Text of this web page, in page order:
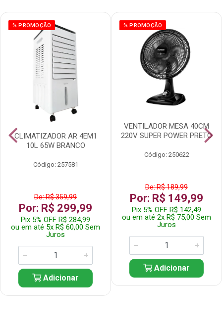
% PROMOÇÃO
CLIMATIZADOR AR 4EM1
10L 65W BRANCO
Código: 257581
De: R$ 359,99
Por: R$ 299,99
Pix 5% OFF R$ 284,99
ou em até 5x R$ 60,00 Sem
Juros
Adicionar
% PROMOÇÃO
VENTILADOR MESA 40CM
220V SUPER POWER PRETO
Código: 250622
De: R$ 189,99
Por: R$ 149,99
Pix 5% OFF R$ 142,49
ou em até 2x R$ 75,00 Sem
Juros
Adicionar